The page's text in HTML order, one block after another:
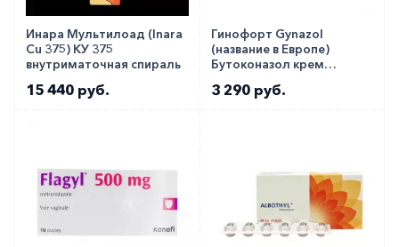
Инара Мультилоад (Inara
Cu 375) КУ 375
внутриматочная спираль
15 440 руб.
Гинофорт Gynazol
(название в Европе)
Бутоконазол крем
3 290 руб.